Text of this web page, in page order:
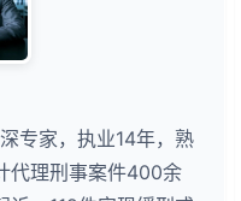
专家，执业14年，熟
代理刑事案件400余